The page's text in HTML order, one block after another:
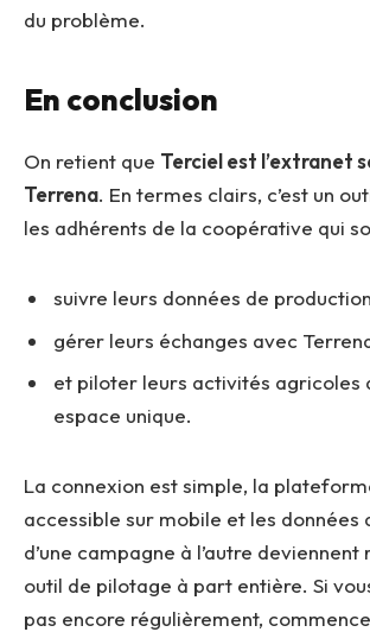
du problème.
En conclusion
On retient que Terciel est l’extranet
Terrena. En termes clairs, c’est un
les adhérents de la coopérative qui
suivre leurs données de
gérer leurs échanges avec
et piloter leurs activités agricoles
espace unique.
La connexion est simple, la
accessible sur mobile et les données
d’une campagne à l’autre
outil de pilotage à part entière. Si
pas encore régulièrement,